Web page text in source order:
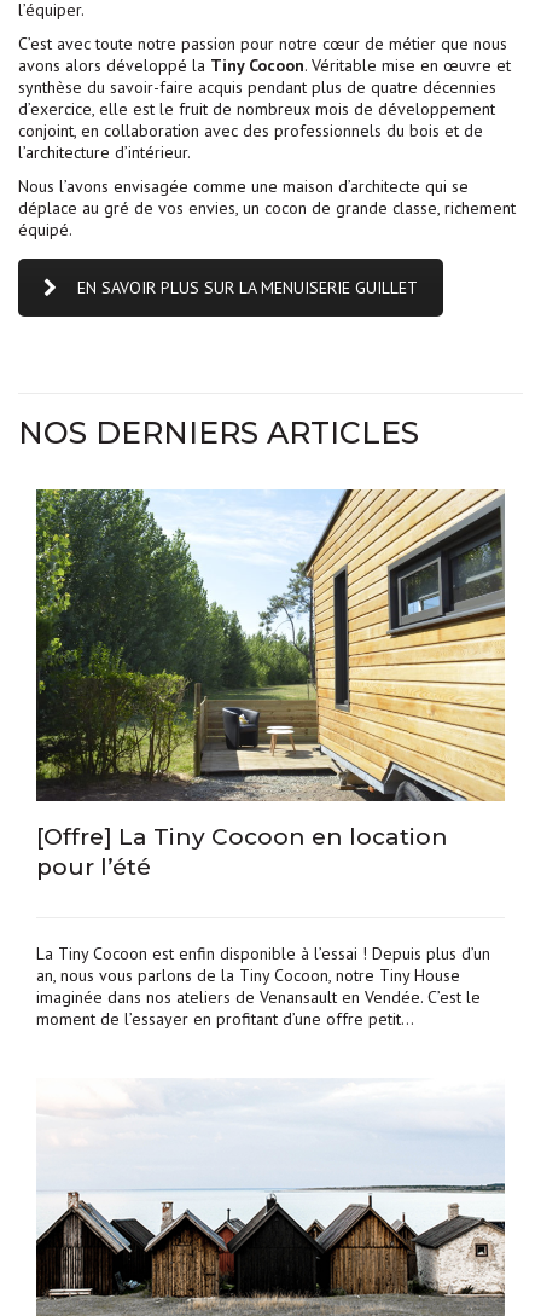
l’équiper.
C’est avec toute notre passion pour notre cœur de métier que nous
avons alors développé la Tiny Cocoon. Véritable mise en œuvre et
synthèse du savoir-faire acquis pendant plus de quatre décennies
d’exercice, elle est le fruit de nombreux mois de développement
conjoint, en collaboration avec des professionnels du bois et de
l’architecture d’intérieur.
Nous l’avons envisagée comme une maison d’architecte qui se
déplace au gré de vos envies, un cocon de grande classe, richement
équipé.
EN SAVOIR PLUS SUR LA MENUISERIE GUILLET
NOS DERNIERS ARTICLES
[Offre] La Tiny Cocoon en location
pour l’été
La Tiny Cocoon est enfin disponible à l’essai ! Depuis plus d’un
an, nous vous parlons de la Tiny Cocoon, notre Tiny House
imaginée dans nos ateliers de Venansault en Vendée. C’est le
moment de l’essayer en profitant d’une offre petit…